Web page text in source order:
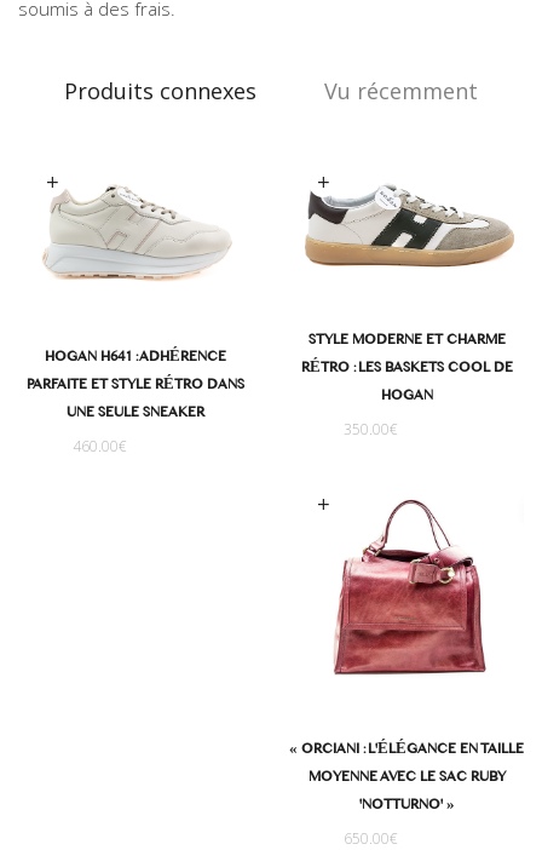
soumis à des frais.
Produits connexes Vu récemment
HOGAN H641 : ADHÉRENCE
PARFAITE ET STYLE RÉTRO DANS
UNE SEULE SNEAKER
des options
460.00€
STYLE MODERNE ET CHARME
RÉTRO : LES BASKETS COOL DE
HOGAN
Choix des options
350.00€
« ORCIANI : L'ÉLÉGANCE EN TAILLE
MOYENNE AVEC LE SAC RUBY
'NOTTURNO' »
Choix des options
650.00€